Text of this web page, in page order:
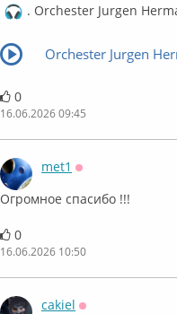
. ⁣⁣Orchester Jurgen
Orchester Jurgen
0
16.06.2026 09:45
met1
Огромное спасибо !!!
0
16.06.2026 10:50
cakiel